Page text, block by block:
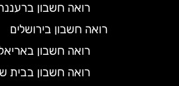
רואה חשבון ברעננה
רואה חשבון בירושלים
רואה חשבון באריאל
רואה חשבון בבית שמש